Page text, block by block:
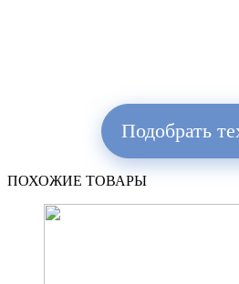
Подобрать
ПОХОЖИЕ ТОВАРЫ